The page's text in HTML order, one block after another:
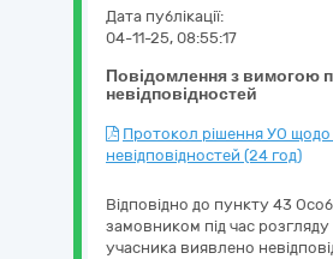
Повідомлення з вимогою
невідповідностей
Дата публікації:
04-11-25, 08:55:17
Протокол рішення УО
невідповідностей (24 год)
Відповідно до пункту 43
замовником під час розгляду
учасника виявлено